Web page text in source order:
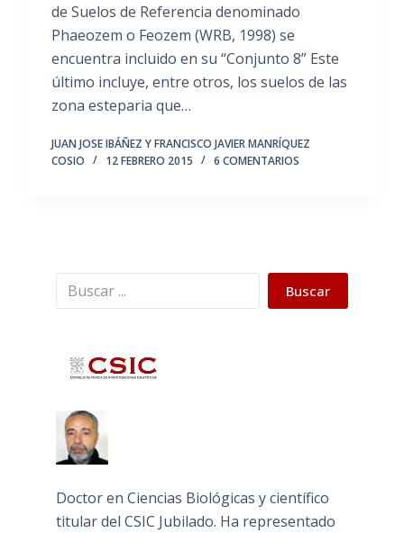
de Suelos de Referencia denominado
Phaeozem o Feozem (WRB, 1998) se
encuentra incluido en su “Conjunto 8” Este
último incluye, entre otros, los suelos de las
zona esteparia que…
JUAN JOSE IBÁÑEZ Y FRANCISCO JAVIER MANRÍQUEZ
COSIO
12 FEBRERO 2015 6 COMENTARIOS
Buscar Buscar
Doctor en Ciencias Biológicas y científico
titular del CSIC Jubilado. Ha representado